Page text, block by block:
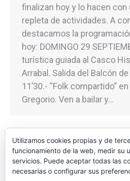
finalizan hoy y lo hacen con
repleta de actividades. A
destacamos la
hoy: DOMINGO 29
turística guiada al Casco
Arrabal. Salida del Balcón
11’30.- “Folk compartido”
Gregorio. Ven a bailar y…
← 1 … 8 9 10
25
→
Utilizamos cookies propias y de
funcionamiento de la web, medir su
servicios. Puede aceptar todas las
necesarias o configurar sus